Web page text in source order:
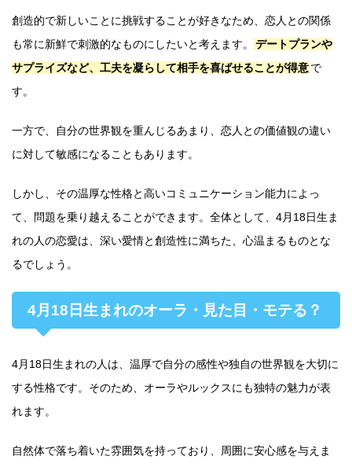
創造的で新しいことに挑戦することが好きなため、恋人との関係
も常に新鮮で刺激的なものにしたいと考えます。
デートプランや
サプライズなど、工夫を凝らして相手を喜ばせることが得意で
す。
一方で、自分の世界観を重んじるあまり、恋人との価値観の違い
に対して敏感になることもあります。
しかし、その温厚な性格と高いコミュニケーション能力によっ
て、問題を乗り越えることができます。全体として、4月18日生ま
れの人の恋愛は、深い愛情と創造性に満ちた、心温まるものとな
るでしょう。
4月18日生まれのオーラ・見た目・モテる？
4月18日生まれの人は、温厚で自分の感性や独自の世界観を大切に
する性格です。そのため、オーラやルックスにも独特の魅力が表
れます。
自然体で落ち着いた雰囲気を持っており、周囲に安心感を与えま